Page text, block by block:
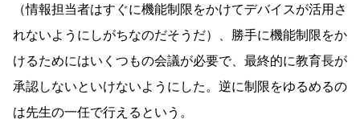
（情報担当者はすぐに機能制限をかけてデバイスが活用さ
れないようにしがちなのだそうだ）、勝手に機能制限をか
けるためにはいくつもの会議が必要で、最終的に教育長が
承認しないといけないようにした。逆に制限をゆるめるの
は先生の一任で行えるという。